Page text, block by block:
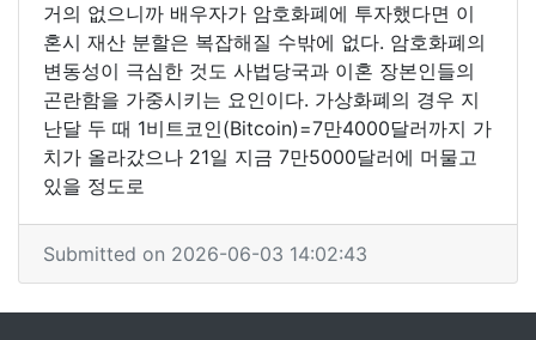
거의 없으니까 배우자가 암호화폐에 투자했다면 이
혼시 재산 분할은 복잡해질 수밖에 없다. 암호화폐의
변동성이 극심한 것도 사법당국과 이혼 장본인들의
곤란함을 가중시키는 요인이다. 가상화폐의 경우 지
난달 두 때 1비트코인(Bitcoin)=7만4000달러까지 가
치가 올라갔으나 21일 지금 7만5000달러에 머물고
있을 정도로
Submitted on 2026-06-03 14:02:43